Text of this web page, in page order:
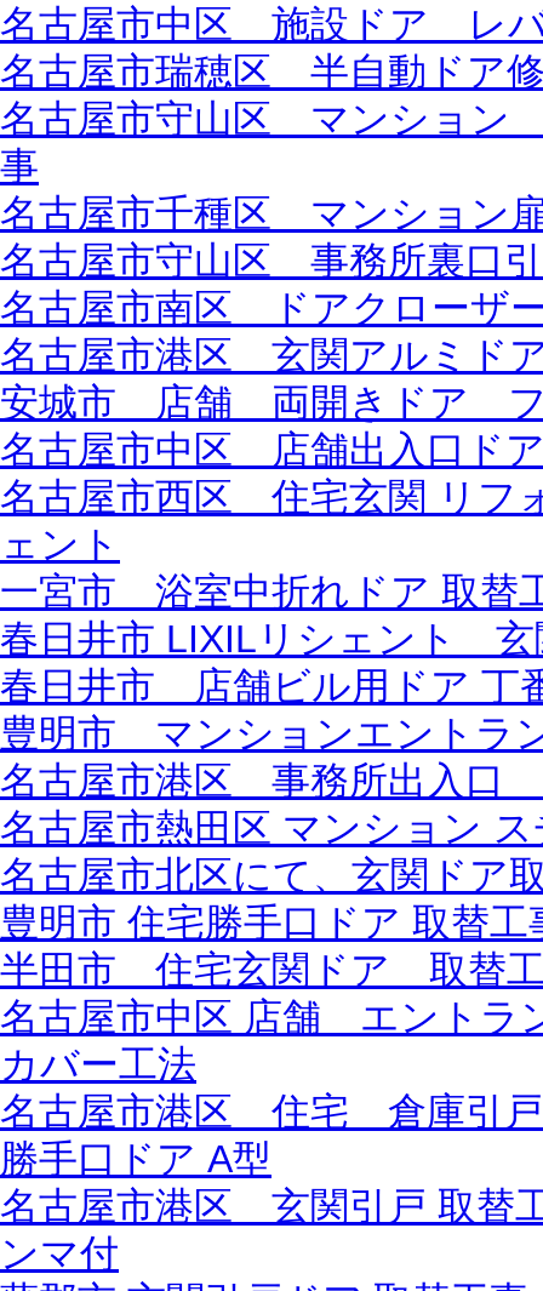
名古屋市中区 施設ドア レ
名古屋市瑞穂区 半自動ドア
名古屋市守山区 マンション
事
名古屋市千種区 マンション
名古屋市守山区 事務所裏口
名古屋市南区 ドアクロー
名古屋市港区 玄関アルミド
安城市 店舗 両開きドア フ
名古屋市中区 店舗出入口ド
名古屋市西区 住宅玄関 リ
ェント
一宮市 浴室中折れドア 取替
春日井市 LIXILリシェント
春日井市 店舗ビル用ドア 丁
豊明市 マンションエントラ
名古屋市港区 事務所出入口
名古屋市熱田区 マンション
名古屋市北区にて、玄関ドア
豊明市 住宅勝手口ドア 取替
半田市 住宅玄関ドア 取替
名古屋市中区 店舗 エント
カバー工法
名古屋市港区 住宅 倉庫引
勝手口ドア A型
名古屋市港区 玄関引戸 取
ンマ付